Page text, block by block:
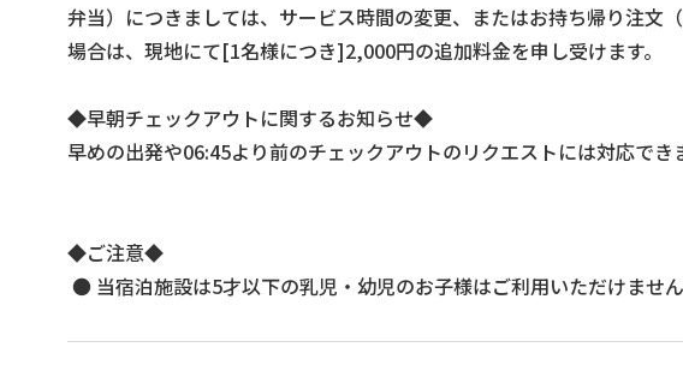
弁当）につきましては、サービス時間の変更、またはお持ち帰り注文
場合は、現地にて[1名様につき]2,000円の追加料金を申し受けます。
◆早朝チェックアウトに関するお知らせ◆
早めの出発や06:45より前のチェックアウトのリクエストには対応でき
◆ご注意◆
● 当宿泊施設は5才以下の乳児・幼児のお子様はご利用いただけませ